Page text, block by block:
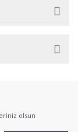
olsun